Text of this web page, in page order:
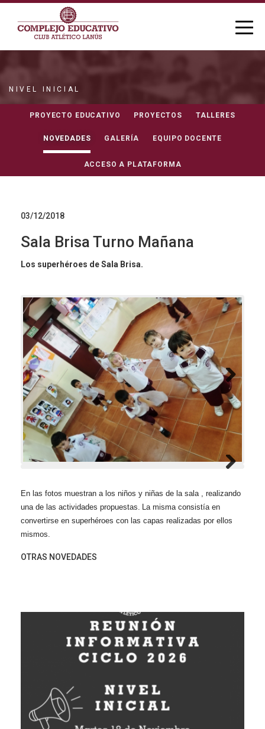
NIVEL INICIAL
NOVEDADES
PROYECTO EDUCATIVO PROYECTOS TALLERES
NOVEDADES GALERÍA EQUIPO DOCENTE
ACCESO A PLATAFORMA
03/12/2018
Sala Brisa Turno Mañana
Los superhéroes de Sala Brisa.
En las fotos muestran a los niños y niñas de la sala , realizando
una de las actividades propuestas. La misma consistía en
convertirse en superhéroes con las capas realizadas por ellos
mismos.
OTRAS NOVEDADES